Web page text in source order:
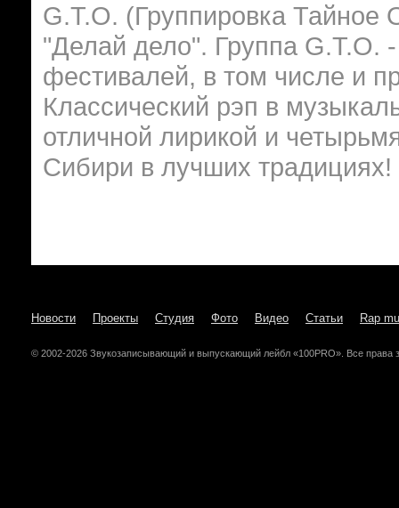
G.T.O. (Группировка
"Делай дело". Группа G.T.O.
фестивалей, в том числе и
Классический рэп в
отличной лирикой и
Сибири в лучших традициях!
Новости Проекты Студия Фото Видео Статьи Rap
© 2002-2026 Звукозаписывающий и выпускающий лейбл «100PRO». Все